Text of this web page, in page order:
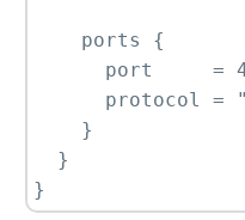
    ports {
port     =
protocol =
    }
  }
}